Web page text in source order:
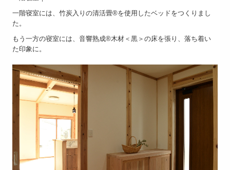
一階寝室には、竹炭入りの清活畳®を使用したベッドをつくりまし
た。
もう一方の寝室には、音響熟成®木材＜黒＞の床を張り、落ち着い
た印象に。